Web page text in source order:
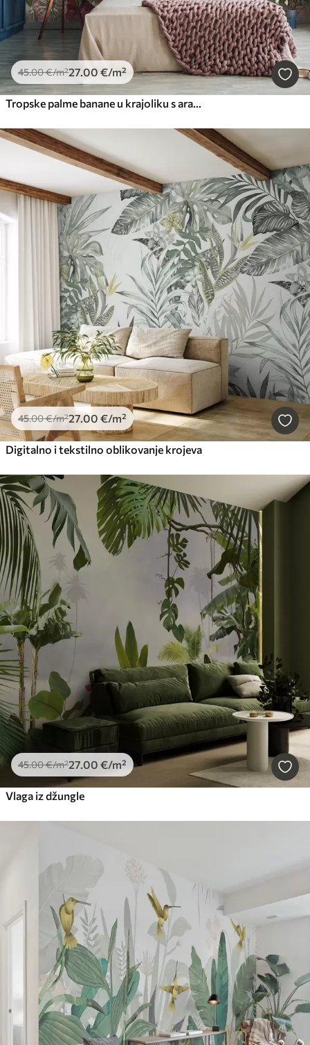
45.00€/m²27 .00 €/m²
45.00€/m²27.00 €/m²
Digitalno i tekstilno oblikovanje krojeva
45.00€/m²27 .00 €/m²
Vlaga iz džungle